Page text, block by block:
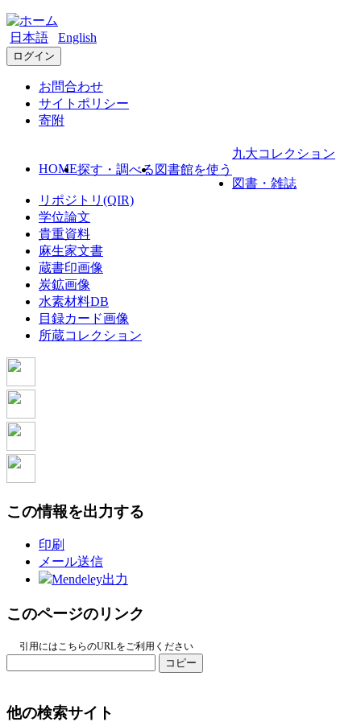
日本語 English
ログイン
お問合わせ
サイトポリシー
寄附
HOME探す・調べる 図書館を使う
九大コレクション
図書・雑誌
リポジトリ(QIR)
学位論文
貴重資料
麻生家文書
蔵書印画像
炭鉱画像
水素材料DB
目録カード画像
所蔵コレクション
この情報を出力する
印刷
メール送信
Mendeley出力
このページのリンク
引用にはこちらのURLをご利用ください
コピー
他の検索サイト